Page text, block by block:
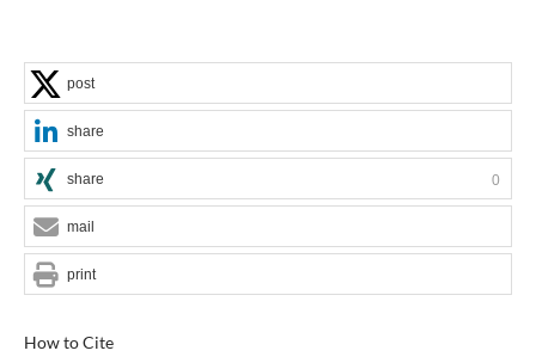
How to Cite
post
share
share 0
mail
print